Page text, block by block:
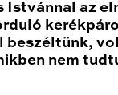
Istvánnal az
beszéltünk,
nem